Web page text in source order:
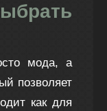
мода, а
позволяет
как для